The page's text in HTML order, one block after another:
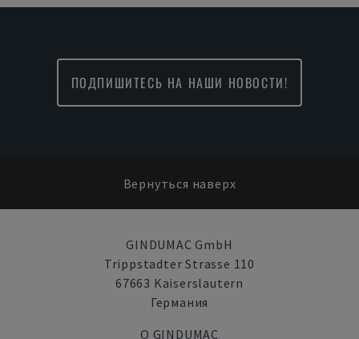
ПОДПИШИТЕСЬ НА НАШИ НОВОСТИ!
Вернуться наверх
GINDUMAC GmbH
Trippstadter Strasse 110
67663 Kaiserslautern
Германия
О GINDUMAC